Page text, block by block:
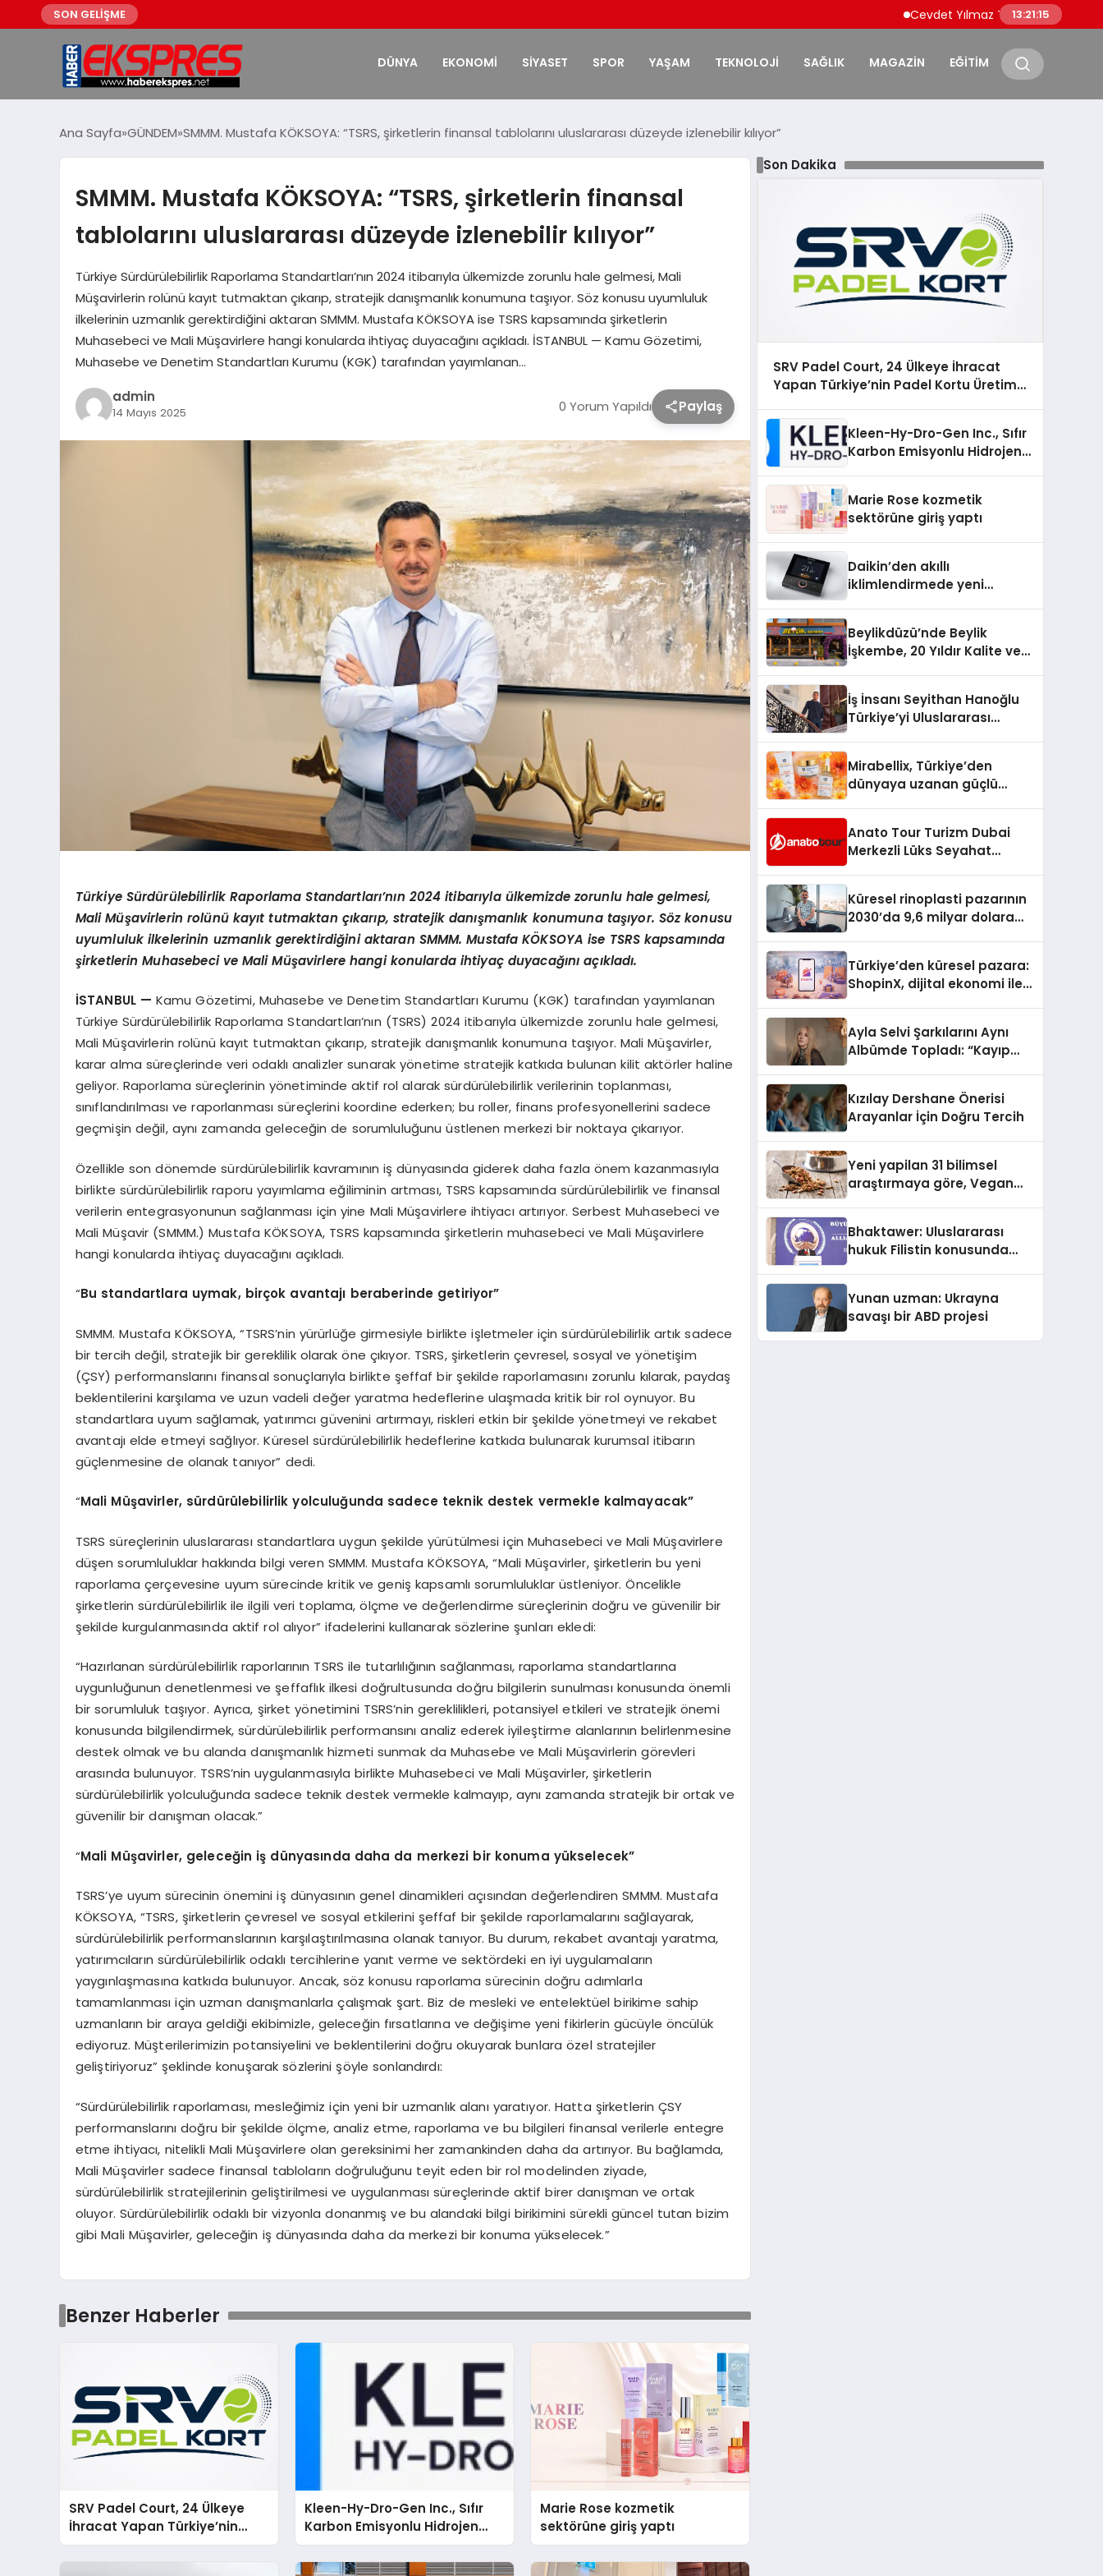
SON GELİŞME Cevdet Yılmaz Türkiye’nin İhracatının
13:21:16
DÜNYA EKONOMİ SİYASET SPOR YAŞAM TEKNOLOJİ SAĞLIK MAGAZİN EĞİTİM
Ana Sayfa GÜNDEM SMMM. Mustafa KÖKSOYA: “TSRS, şirketlerin finansal tablolarını uluslararası düzeyde izlenebilir kılıyor”
SMMM. Mustafa KÖKSOYA: “TSRS, şirketlerin finansal
tablolarını uluslararası düzeyde izlenebilir kılıyor”
Türkiye Sürdürülebilirlik Raporlama Standartları’nın 2024 itibarıyla ülkemizde zorunlu hale gelmesi, Mali
Müşavirlerin rolünü kayıt tutmaktan çıkarıp, stratejik danışmanlık konumuna taşıyor. Söz konusu uyumluluk
ilkelerinin uzmanlık gerektirdiğini aktaran SMMM. Mustafa KÖKSOYA ise TSRS kapsamında şirketlerin
Muhasebeci ve Mali Müşavirlere hangi konularda ihtiyaç duyacağını açıkladı. İSTANBUL — Kamu Gözetimi,
Muhasebe ve Denetim Standartları Kurumu (KGK) tarafından yayımlanan…
admin
14 Mayıs 2025 0 Yorum Yapıldı Paylaş
Türkiye Sürdürülebilirlik Raporlama Standartları’nın 2024 itibarıyla ülkemizde zorunlu hale gelmesi,
Mali Müşavirlerin rolünü kayıt tutmaktan çıkarıp, stratejik danışmanlık konumuna taşıyor. Söz konusu
uyumluluk ilkelerinin uzmanlık gerektirdiğini aktaran SMMM. Mustafa KÖKSOYA ise TSRS kapsamında
şirketlerin Muhasebeci ve Mali Müşavirlere hangi konularda ihtiyaç duyacağını açıkladı.
İSTANBUL — Kamu Gözetimi, Muhasebe ve Denetim Standartları Kurumu (KGK) tarafından yayımlanan
Türkiye Sürdürülebilirlik Raporlama Standartları’nın (TSRS) 2024 itibarıyla ülkemizde zorunlu hale gelmesi,
Mali Müşavirlerin rolünü kayıt tutmaktan çıkarıp, stratejik danışmanlık konumuna taşıyor. Mali Müşavirler,
karar alma süreçlerinde veri odaklı analizler sunarak yönetime stratejik katkıda bulunan kilit aktörler haline
geliyor. Raporlama süreçlerinin yönetiminde aktif rol alarak sürdürülebilirlik verilerinin toplanması,
sınıflandırılması ve raporlanması süreçlerini koordine ederken; bu roller, finans profesyonellerini sadece
geçmişin değil, aynı zamanda geleceğin de sorumluluğunu üstlenen merkezi bir noktaya çıkarıyor.
Özellikle son dönemde sürdürülebilirlik kavramının iş dünyasında giderek daha fazla önem kazanmasıyla
birlikte sürdürülebilirlik raporu yayımlama eğiliminin artması, TSRS kapsamında sürdürülebilirlik ve finansal
verilerin entegrasyonunun sağlanması için yine Mali Müşavirlere ihtiyacı artırıyor. Serbest Muhasebeci ve
Mali Müşavir (SMMM.) Mustafa KÖKSOYA, TSRS kapsamında şirketlerin muhasebeci ve Mali Müşavirlere
hangi konularda ihtiyaç duyacağını açıkladı.
“Bu standartlara uymak, birçok avantajı beraberinde getiriyor”
SMMM. Mustafa KÖKSOYA,“TSRS’nin yürürlüğe girmesiyle birlikte işletmeler için sürdürülebilirlik artık sadece
bir tercih değil, stratejik bir gereklilik olarak öne çıkıyor. TSRS, şirketlerin çevresel, sosyal ve yönetişim
(ÇSY) performanslarını finansal sonuçlarıyla birlikte şeffaf bir şekilde raporlamasını zorunlu kılarak, paydaş
beklentilerini karşılama ve uzun vadeli değer yaratma hedeflerine ulaşmada kritik bir rol oynuyor. Bu
standartlara uyum sağlamak, yatırımcı güvenini artırmayı, riskleri etkin bir şekilde yönetmeyi ve rekabet
avantajı elde etmeyi sağlıyor. Küresel sürdürülebilirlik hedeflerine katkıda bulunarak kurumsal itibarın
güçlenmesine de olanak tanıyor” dedi.
“Mali Müşavirler, sürdürülebilirlik yolculuğunda sadece teknik destek vermekle kalmayacak”
TSRS süreçlerinin uluslararası standartlara uygun şekilde yürütülmesi için Muhasebeci ve Mali Müşavirlere
düşen sorumluluklar hakkında bilgi veren SMMM. Mustafa KÖKSOYA,“Mali Müşavirler, şirketlerin bu yeni
raporlama çerçevesine uyum sürecinde kritik ve geniş kapsamlı sorumluluklar üstleniyor. Öncelikle
şirketlerin sürdürülebilirlik ile ilgili veri toplama, ölçme ve değerlendirme süreçlerinin doğru ve güvenilir bir
şekilde kurgulanmasında aktif rol alıyor” ifadelerini kullanarak sözlerine şunları ekledi:
“Hazırlanan sürdürülebilirlik raporlarının TSRS ile tutarlılığının sağlanması, raporlama standartlarına
uygunluğunun denetlenmesi ve şeffaflık ilkesi doğrultusunda doğru bilgilerin sunulması konusunda önemli
bir sorumluluk taşıyor. Ayrıca, şirket yönetimini TSRS’nin gereklilikleri, potansiyel etkileri ve stratejik önemi
konusunda bilgilendirmek, sürdürülebilirlik performansını analiz ederek iyileştirme alanlarının belirlenmesine
destek olmak ve bu alanda danışmanlık hizmeti sunmak da Muhasebe ve Mali Müşavirlerin görevleri
arasında bulunuyor. TSRS’nin uygulanmasıyla birlikte Muhasebeci ve Mali Müşavirler, şirketlerin
sürdürülebilirlik yolculuğunda sadece teknik destek vermekle kalmayıp, aynı zamanda stratejik bir ortak ve
güvenilir bir danışman olacak.”
“Mali Müşavirler, geleceğin iş dünyasında daha da merkezi bir konuma yükselecek”
TSRS’ye uyum sürecinin önemini iş dünyasının genel dinamikleri açısından değerlendiren SMMM. Mustafa
KÖKSOYA, “TSRS, şirketlerin çevresel ve sosyal etkilerini şeffaf bir şekilde raporlamalarını sağlayarak,
sürdürülebilirlik performanslarının karşılaştırılmasına olanak tanıyor. Bu durum, rekabet avantajı yaratma,
yatırımcıların sürdürülebilirlik odaklı tercihlerine yanıt verme ve sektördeki en iyi uygulamaların
yaygınlaşmasına katkıda bulunuyor. Ancak, söz konusu raporlama sürecinin doğru adımlarla
tamamlanması için uzman danışmanlarla çalışmak şart. Biz de mesleki ve entelektüel birikime sahip
uzmanların bir araya geldiği ekibimizle, geleceğin fırsatlarına ve değişime yeni fikirlerin gücüyle öncülük
ediyoruz. Müşterilerimizin potansiyelini ve beklentilerini doğru okuyarak bunlara özel stratejiler
geliştiriyoruz” şeklinde konuşarak sözlerini şöyle sonlandırdı:
“Sürdürülebilirlik raporlaması, mesleğimiz için yeni bir uzmanlık alanı yaratıyor. Hatta şirketlerin ÇSY
performanslarını doğru bir şekilde ölçme, analiz etme, raporlama ve bu bilgileri finansal verilerle entegre
etme ihtiyacı, nitelikli Mali Müşavirlere olan gereksinimi her zamankinden daha da artırıyor. Bu bağlamda,
Mali Müşavirler sadece finansal tabloların doğruluğunu teyit eden bir rol modelinden ziyade,
sürdürülebilirlik stratejilerinin geliştirilmesi ve uygulanması süreçlerinde aktif birer danışman ve ortak
oluyor. Sürdürülebilirlik odaklı bir vizyonla donanmış ve bu alandaki bilgi birikimini sürekli güncel tutan bizim
gibi Mali Müşavirler, geleceğin iş dünyasında daha da merkezi bir konuma yükselecek.”
Benzer Haberler
SRV Padel Court, 24 Ülkeye
İhracat Yapan Türkiye’nin
Padel Kortu Üretim Gücü
Kleen-Hy-Dro-Gen Inc., Sıfır
Karbon Emisyonlu Hidrojen
Isıtma Teknolojisinde ISO ve
TSSA Düzenleyici Onaylarını
Marie Rose kozmetik
sektörüne giriş yaptı
Son Dakika
SRV Padel Court, 24 Ülkeye İhracat
Yapan Türkiye’nin Padel Kortu Üretim
Kleen-Hy-Dro-Gen Inc., Sıfır
Karbon Emisyonlu Hidrojen
Aldı
Marie Rose kozmetik
sektörüne giriş yaptı
Daikin’den akıllı
iklimlendirmede yeni
Beylikdüzü’nde Beylik
İşkembe, 20 Yıldır Kalite ve
İş İnsanı Seyithan Hanoğlu
Türkiye’yi Uluslararası
Mirabellix, Türkiye’den
dünyaya uzanan güçlü
Anato Tour Turizm Dubai
Merkezli Lüks Seyahat
Küresel rinoplasti pazarının
2030’da 9,6 milyar dolara
Türkiye’den küresel pazara:
ShopinX, dijital ekonomi ile
Ayla Selvi Şarkılarını Aynı
Albümde Topladı: “Kayıp
Kızılay Dershane Önerisi
Arayanlar İçin Doğru Tercih
Yeni yapilan 31 bilimsel
araştırmaya göre, Vegan
Sindirildiğini Ortaya Koydu
Bhaktawer: Uluslararası
hukuk Filistin konusunda
Yunan uzman: Ukrayna
savaşı bir ABD projesi